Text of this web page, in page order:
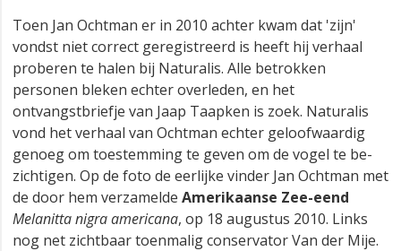
Toen Jan Ochtman er in 2010 achter kwam dat 'zijn'
vondst niet correct geregistreerd is heeft hij verhaal
proberen te halen bij Naturalis. Alle betrokken
personen bleken echter overleden, en het
ontvangstbriefje van Jaap Taapken is zoek. Naturalis
vond het verhaal van Ochtman echter geloofwaardig
genoeg om toestemming te geven om de vogel te be-
zichtigen. Op de foto de eerlijke vinder Jan Ochtman met
de door hem verzamelde Amerikaanse Zee-eend
Melanitta nigra americana, op 18 augustus 2010. Links
nog net zichtbaar toenmalig conservator Van der Mije.